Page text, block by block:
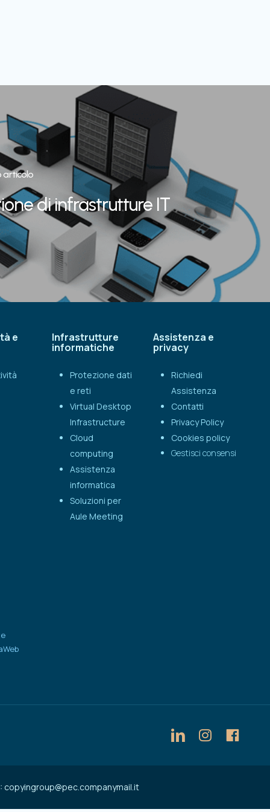
articolo
di infrastrutture IT
e Infrastrutture
informatiche
Protezione dati
e reti
Virtual Desktop
Infrastructure
Cloud
computing
Assistenza
informatica
Soluzioni per
Aule Meeting
Assistenza e
privacy
Richiedi
Assistenza
Contatti
Privacy Policy
Cookies policy
Gestisci consensi
copyingroup@pec.companymail.it